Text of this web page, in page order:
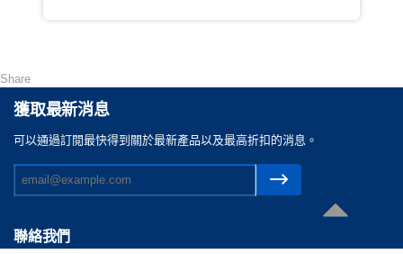
Share
獲取最新消息
可以通過訂閲最快得到關於最新產品以及最高折扣的消息。
聯絡我們